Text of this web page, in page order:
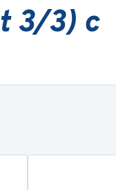
3/3) c